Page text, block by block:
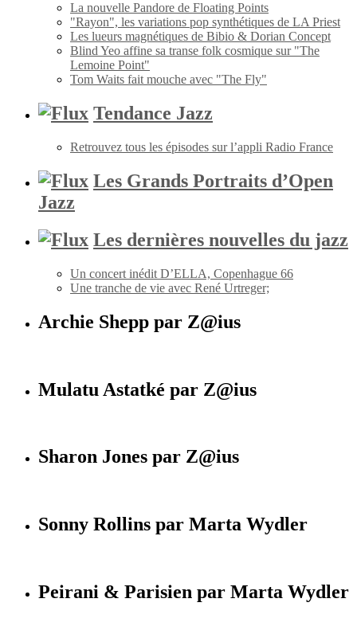
La nouvelle Pandore de Floating Points
"Rayon", les variations pop synthétiques de LA Priest
Les lueurs magnétiques de Bibio & Dorian Concept
Blind Yeo affine sa transe folk cosmique sur "The
Lemoine Point"
Tom Waits fait mouche avec "The Fly"
Tendance Jazz
Retrouvez tous les épisodes sur l’appli Radio France
Les Grands Portraits d’Open
Jazz
Les dernières nouvelles du jazz
Un concert inédit D’ELLA, Copenhague 66
Une tranche de vie avec René Urtreger;
Archie Shepp par Z@ius
Mulatu Astatké par Z@ius
Sharon Jones par Z@ius
Sonny Rollins par Marta Wydler
Peirani & Parisien par Marta Wydler